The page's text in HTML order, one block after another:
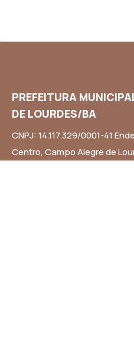
PREFEITURA
DE LOURDES/BA
CNPJ: 14.117.329/0001-41
Centro, Campo Alegre de